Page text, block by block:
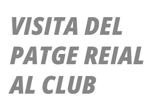
VISITA DEL
PATGE REIAL
AL CLUB